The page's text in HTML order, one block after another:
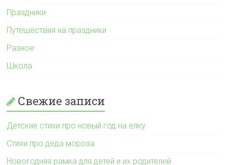
Праздники
Путешествия на праздники
Разное
Школа
Свежие записи
Детские стихи про новый год на елку
Стихи про деда мороза
Новогодняя рамка для детей и их родителей